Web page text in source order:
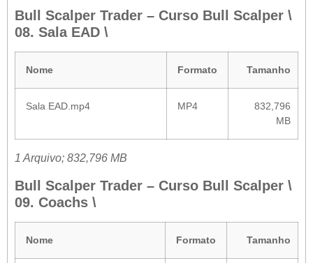
Bull Scalper Trader – Curso Bull Scalper \
08. Sala EAD \
Nome Formato Tamanho
Sala EAD.mp4 MP4
832,796
MB
1 Arquivo; 832,796 MB
Bull Scalper Trader – Curso Bull Scalper \
09. Coachs \
Nome Formato Tamanho